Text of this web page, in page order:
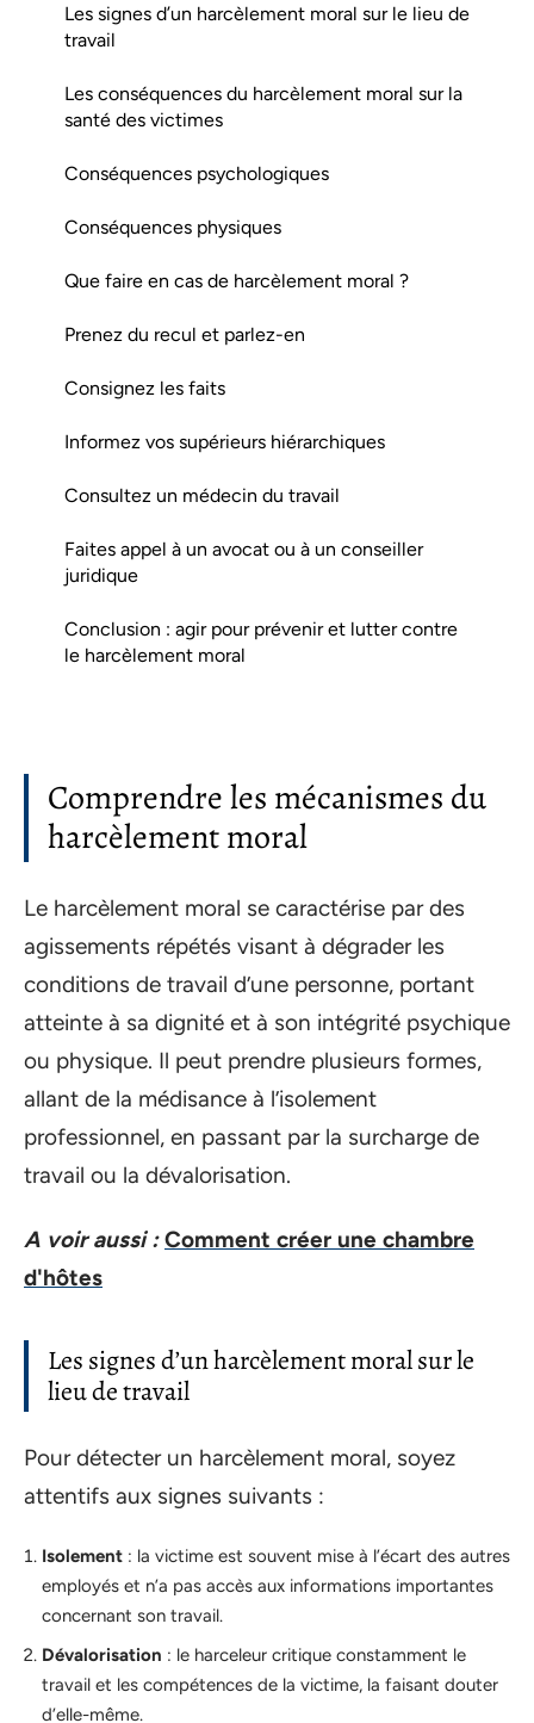
Les signes d’un harcèlement moral sur le lieu de
travail
Les conséquences du harcèlement moral sur la
santé des victimes
Conséquences psychologiques
Conséquences physiques
Que faire en cas de harcèlement moral ?
Prenez du recul et parlez-en
Consignez les faits
Informez vos supérieurs hiérarchiques
Consultez un médecin du travail
Faites appel à un avocat ou à un conseiller
juridique
Conclusion : agir pour prévenir et lutter contre
le harcèlement moral
Comprendre les mécanismes du
harcèlement moral
Le harcèlement moral se caractérise par des
agissements répétés visant à dégrader les
conditions de travail d’une personne, portant
atteinte à sa dignité et à son intégrité psychique
ou physique. Il peut prendre plusieurs formes,
allant de la médisance à l’isolement
professionnel, en passant par la surcharge de
travail ou la dévalorisation.
A voir aussi : Comment créer une chambre
d'hôtes
Les signes d’un harcèlement moral sur le
lieu de travail
Pour détecter un harcèlement moral, soyez
attentifs aux signes suivants :
Isolement : la victime est souvent mise à l’écart des autres
employés et n’a pas accès aux informations importantes
concernant son travail.
Dévalorisation : le harceleur critique constamment le
travail et les compétences de la victime, la faisant douter
d’elle-même.